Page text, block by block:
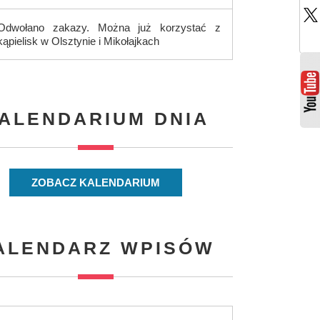
zakazy. Można już korzystać z
w Olsztynie i Mikołajkach
DNIA
ZOBACZ KALENDARIUM
WPISÓW